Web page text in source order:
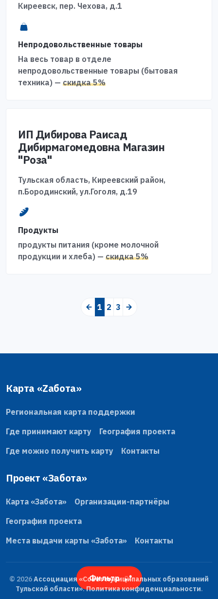
Киреевск, пер. Чехова, д.1
Непродовольственные товары
На весь товар в отделе
непродовольственные товары (бытовая
техника) — скидка 5%
ИП Дибирова Раисад
Дибирмагомедовна Магазин
"Роза"
Тульская область, Киреевский район,
п.Бородинский, ул.Гоголя, д.19
Продукты
продукты питания (кроме молочной
продукции и хлеба) — скидка 5%
Фильтр
1 (current)
2 3
Карта «Zабота»
Региональная карта поддержки
Где принимают карту
География проекта
Где можно получить карту
Контакты
Проект «Забота»
Карта «Забота»
Организации-партнёры
География проекта
Места выдачи карты «Забота»
Контакты
© 2026Ассоциация «Совет муниципальных образований
Тульской области».Политика конфиденциальности.